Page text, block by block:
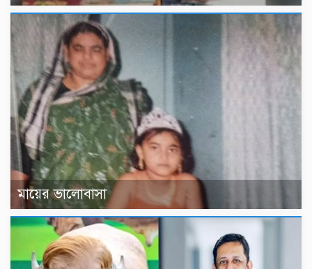
মায়ের ভালোবাসা